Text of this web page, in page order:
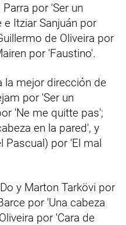
por 'Ser un
Itziar Sanjuán por
de Oliveira por
por 'Faustino'.
la mejor dirección de
por 'Ser un
'Ne me quitte pas';
en la pared', y
Pascual) por 'El mal
y Marton Tarkövi por
por 'Una cabeza
por 'Cara de